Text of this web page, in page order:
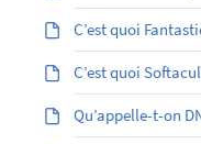
C’est quoi
C’est quoi
Qu’appelle-t-on